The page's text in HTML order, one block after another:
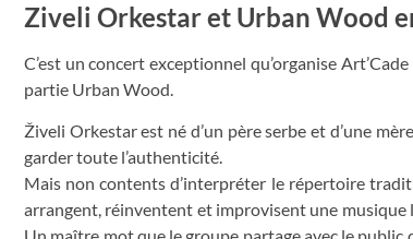
Ziveli Orkestar et Urban Wood
C’est un concert exceptionnel qu’organise
partie Urban Wood.
Živeli Orkestar est né d’un père serbe et d’une
garder toute l’authenticité.
Mais non contents d’interpréter le répertoire
arrangent, réinventent et improvisent une musique